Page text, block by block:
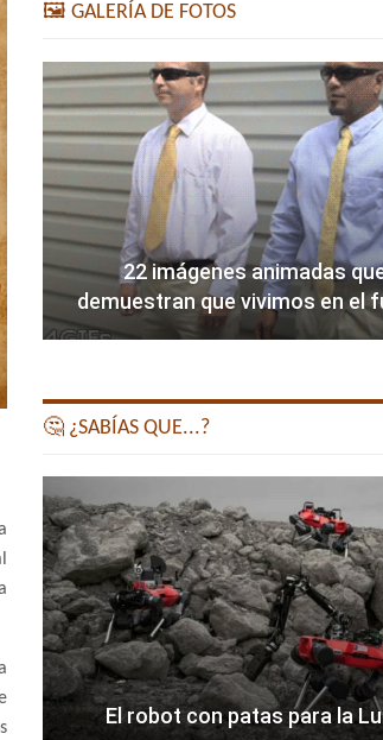
🖼️ GALERÍA DE FOTOS
22 imágenes animadas
demuestran que vivimos en el
🤔 ¿SABÍAS QUE...?
El robot con patas para la